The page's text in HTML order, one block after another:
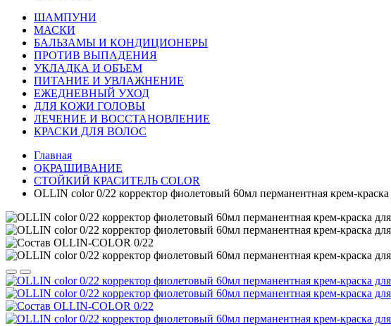
ШАМПУНИ
МАСКИ
БАЛЬЗАМЫ И КОНДИЦИОНЕРЫ
ПРОТИВ ВЫПАДЕНИЯ
УКЛАДКА И ОБЪЕМ
ПИТАНИЕ И УВЛАЖНЕНИЕ
ЕЖЕДНЕВНЫЙ УХОД
ДЛЯ КОЖИ ГОЛОВЫ
ЛЕЧЕНИЕ И ВОССТАНОВЛЕНИЕ
КРАСКИ ДЛЯ ВОЛОС
Главная
ОКРАШИВАНИЕ
СТОЙКИЙ КРАСИТЕЛЬ COLOR
OLLIN color 0/22 корректор фиолетовый 60мл перманентная крем-краска